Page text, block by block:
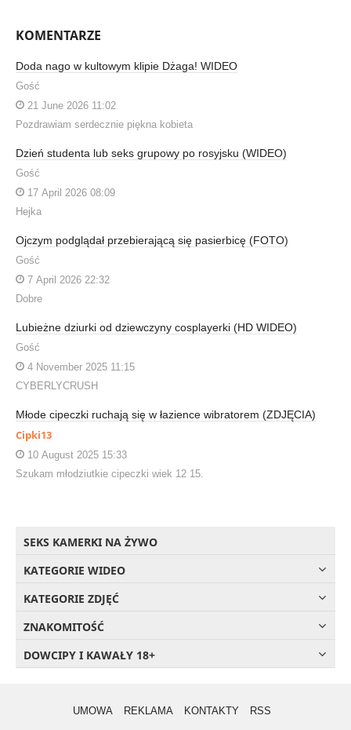
KOMENTARZE
Doda nago w kultowym klipie Dżaga! WIDEO
Gość
21 June 2026 11:02
Pozdrawiam serdecznie piękna kobieta
Dzień studenta lub seks grupowy po rosyjsku (WIDEO)
Gość
17 April 2026 08:09
Hejka
Ojczym podglądał przebierającą się pasierbicę (FOTO)
Gość
7 April 2026 22:32
Dobre
Lubieżne dziurki od dziewczyny cosplayerki (HD WIDEO)
Gość
4 November 2025 11:15
CYBERLYCRUSH
Młode cipeczki ruchają się w łazience wibratorem (ZDJĘCIA)
Cipki13
10 August 2025 15:33
Szukam młodziutkie cipeczki wiek 12 15.
SEKS KAMERKI NA ŻYWO
KATEGORIE WIDEO
KATEGORIE ZDJĘĆ
ZNAKOMITOŚĆ
DOWCIPY I KAWAŁY 18+
UMOWA REKLAMA KONTAKTY RSS